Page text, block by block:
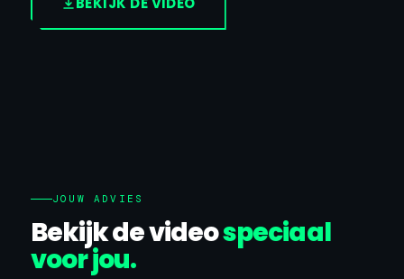
JOUW ADVIES
Bekijk de videospeciaal
voor jou.